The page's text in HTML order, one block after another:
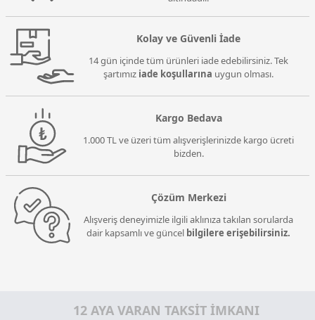
Kolay ve Güvenli İade
14 gün içinde tüm ürünleri iade edebilirsiniz. Tek
şartımız iade koşullarına uygun olması.
Kargo Bedava
1.000 TL ve üzeri tüm alışverişlerinizde kargo ücreti
bizden.
Çözüm Merkezi
Alışveriş deneyimizle ilgili aklınıza takılan sorularda
dair kapsamlı ve güncel bilgilere erişebilirsiniz.
12 AYA VARAN TAKSİT İMKANI